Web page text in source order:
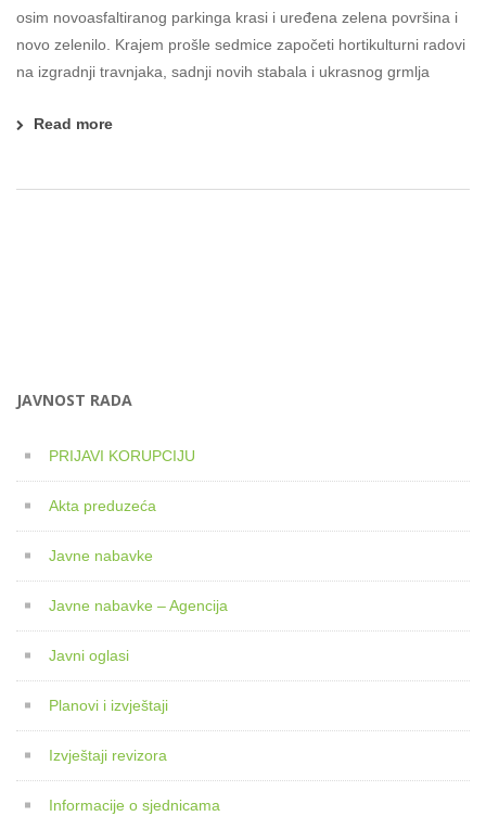
osim novoasfaltiranog parkinga krasi i uređena zelena površina i
novo zelenilo. Krajem prošle sedmice započeti hortikulturni radovi
na izgradnji travnjaka, sadnji novih stabala i ukrasnog grmlja
Read more
JAVNOST RADA
PRIJAVI KORUPCIJU
Akta preduzeća
Javne nabavke
Javne nabavke – Agencija
Javni oglasi
Planovi i izvještaji
Izvještaji revizora
Informacije o sjednicama